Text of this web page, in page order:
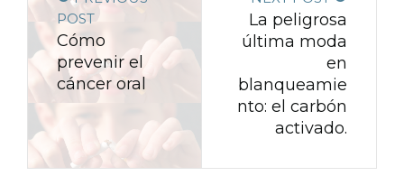
POST
Cómo
prevenir el
cáncer oral
La peligrosa
última moda
en
blanqueamie
nto: el carbón
activado.